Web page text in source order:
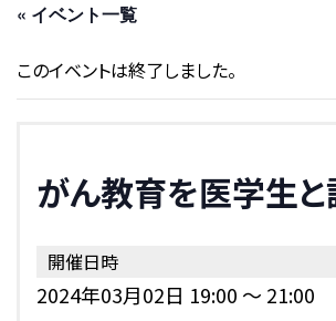
« イベント一覧
このイベントは終了しました。
がん教育を医学生と
開催日時
2024年03月02日 19:00 ～ 21:00